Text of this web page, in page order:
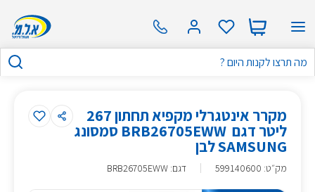
מקרר אינטגרלי מקפיא תחתון 267
ליטר דגם BRB26705EWW סמסונג
SAMSUNG לבן
מק״ט:
599140600 דגם: BRB26705EWW